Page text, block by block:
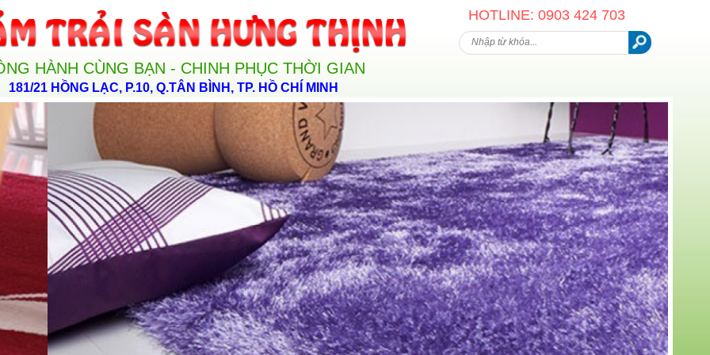
HÀNH CÙNG BẠN - CHINH PHỤC THỜI GIAN
181/21 HỒNG LẠC, P.10, Q.TÂN BÌNH, TP. HỒ CHÍ MINH
HOTLINE: 0903 424 703